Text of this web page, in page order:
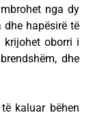
nga dy
dhe hapësirë të
krijohet oborri i
dhe
kaluar bëhen